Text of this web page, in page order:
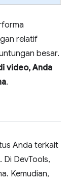
relatif
besar.
video, Anda
.
Anda terkait
Di DevTools,
Kemudian,